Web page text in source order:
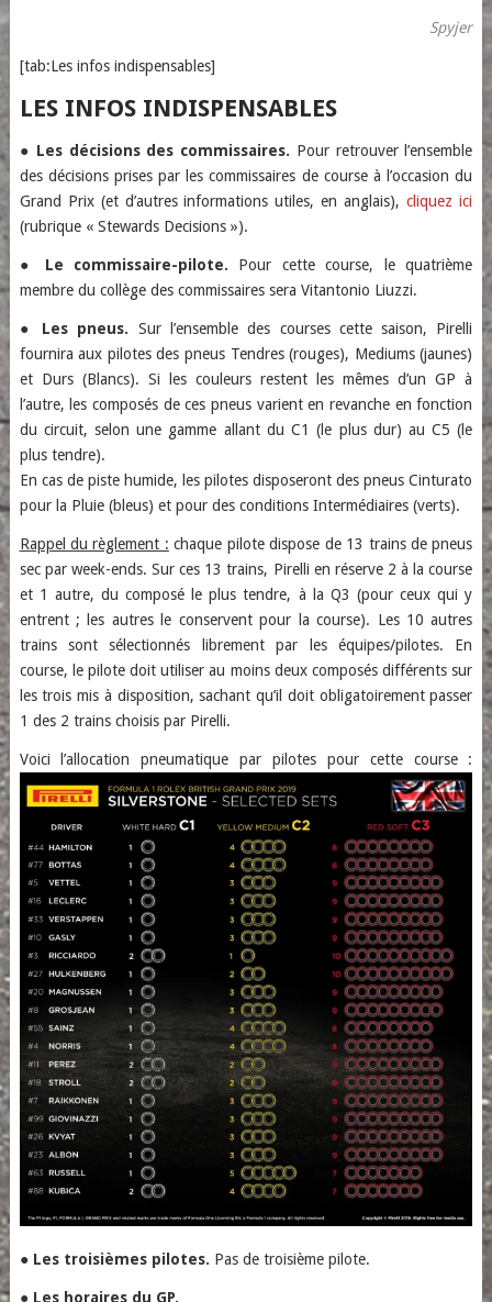
Spyjer
[tab:Les infos indispensables]
LES INFOS INDISPENSABLES
● Les décisions des commissaires. Pour retrouver l’ensemble
des décisions prises par les commissaires de course à l’occasion du
Grand Prix (et d’autres informations utiles, en anglais),cliquez ici
(rubrique « Stewards Decisions »).
● Le commissaire-pilote. Pour cette course, le quatrième
membre du collège des commissaires sera Vitantonio Liuzzi.
● Les pneus. Sur l’ensemble des courses cette saison, Pirelli
fournira aux pilotes des pneus Tendres (rouges), Mediums (jaunes)
et Durs (Blancs). Si les couleurs restent les mêmes d’un GP à
l’autre, les composés de ces pneus varient en revanche en fonction
du circuit, selon une gamme allant du C1 (le plus dur) au C5 (le
plus tendre).
En cas de piste humide, les pilotes disposeront des pneus Cinturato
pour la Pluie (bleus) et pour des conditions Intermédiaires (verts).
Rappel du règlement : chaque pilote dispose de 13 trains de pneus
sec par week-ends. Sur ces 13 trains, Pirelli en réserve 2 à la course
et 1 autre, du composé le plus tendre, à la Q3 (pour ceux qui y
entrent ; les autres le conservent pour la course). Les 10 autres
trains sont sélectionnés librement par les équipes/pilotes. En
course, le pilote doit utiliser au moins deux composés différents sur
les trois mis à disposition, sachant qu’il doit obligatoirement passer
1 des 2 trains choisis par Pirelli.
Voici l’allocation pneumatique par pilotes pour cette course :
● Les troisièmes pilotes. Pas de troisième pilote.
● Les horaires du GP.